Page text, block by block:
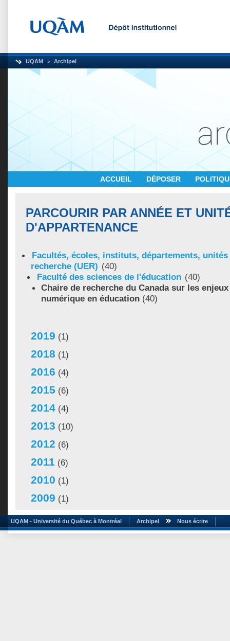
UQAM Archipel
ACCUEIL DÉPOSER
PARCOURIR PAR ANNÉE ET
D'APPARTENANCE
Facultés, écoles, instituts, départements,
recherche (UER) (40)
Faculté des sciences de l'éducation (40)
Chaire de recherche du Canada sur les
numérique en éducation (40)
2019 (1)
2018 (1)
2016 (4)
2015 (6)
2014 (4)
2013 (10)
2012 (6)
2011 (6)
2010 (1)
2009 (1)
UQAM - Université du Québec à Montréal Archipel Nous écrire